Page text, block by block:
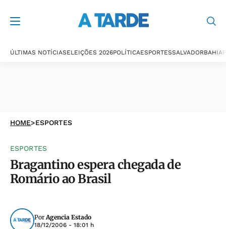
ÚLTIMAS NOTÍCIASELEIÇÕES 2026POLÍTICAESPORTESSALVADORBAHIA
HOME>ESPORTES
ESPORTES
Bragantino espera chegada de
Romário ao Brasil
PorAgencia Estado
18/12/2006 - 18:01 h